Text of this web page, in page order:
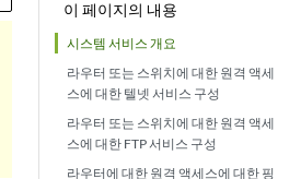
이 페이지의 내용
시스템 서비스 개요
라우터 또는 스위치에 대한 원격 액세
스에 대한 텔넷 서비스 구성
라우터 또는 스위치에 대한 원격 액세
스에 대한 FTP 서비스 구성
라우터에 대한 원격 액세스에 대한 핑